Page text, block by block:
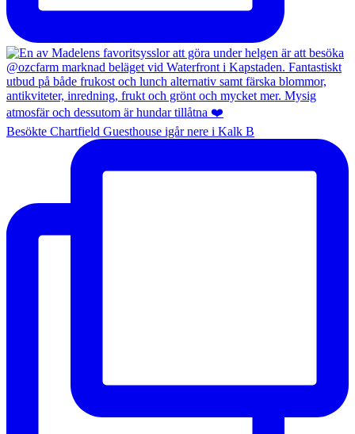
Besökte Chartfield Guesthouse igår nere i Kalk B